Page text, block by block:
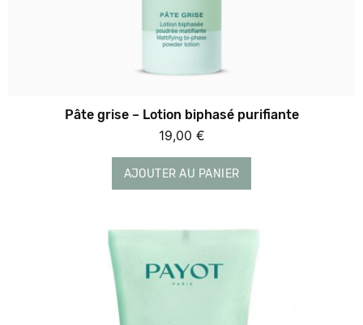
Pâte grise – Lotion biphasé purifiante
19,00 €
AJOUTER AU PANIER